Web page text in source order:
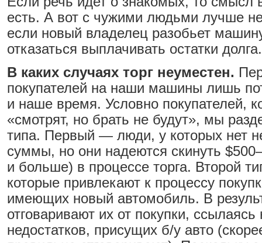
есть. А вот с чужими людьми лучше
если новый владелец разобьет
отказаться выплачивать остатки долга.
В каких случаях торг неуместен.
покупателей на наши машины лишь
и наше время. Условно покупателей,
«смотрят, но брать не будут», мы
типа. Первый — люди, у которых нет
суммы, но они надеются скинуть
и больше) в процессе торга. Второй
которые привлекают к процессу
имеющих новый автомобиль. В
отговаривают их от покупки,
недостатков, присущих б/у авто